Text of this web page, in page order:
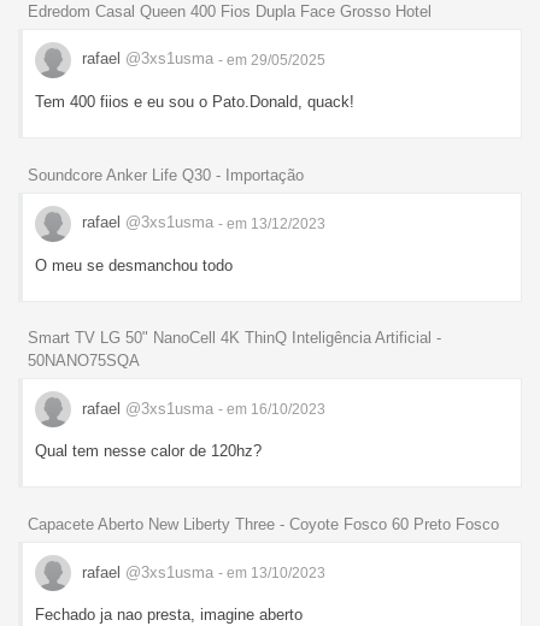
Edredom Casal Queen 400 Fios Dupla Face Grosso Hotel
rafael @3xs1usma - em 29/05/2025
Tem 400 fiios e eu sou o Pato.Donald, quack!
Soundcore Anker Life Q30 - Importação
rafael @3xs1usma - em 13/12/2023
O meu se desmanchou todo
Smart TV LG 50" NanoCell 4K ThinQ Inteligência Artificial -
50NANO75SQA
rafael @3xs1usma - em 16/10/2023
Qual tem nesse calor de 120hz?
Capacete Aberto New Liberty Three - Coyote Fosco 60 Preto Fosco
rafael @3xs1usma - em 13/10/2023
Fechado ja nao presta, imagine aberto